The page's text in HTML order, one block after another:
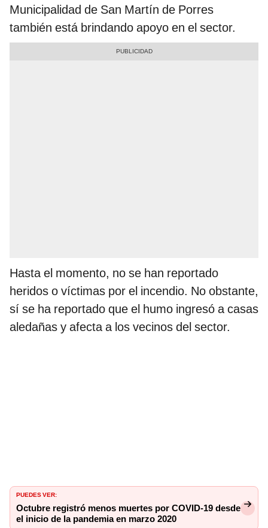
Municipalidad de San Martín de Porres
también está brindando apoyo en el sector.
Hasta el momento, no se han reportado
heridos o víctimas por el incendio. No obstante,
sí se ha reportado que el humo ingresó a casas
aledañas y afecta a los vecinos del sector.
PUEDES VER:
Octubre registró menos muertes por COVID-19 desde
el inicio de la pandemia en marzo 2020